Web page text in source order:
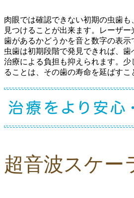
肉眼では確認できない初期の虫歯も
見つけることが出来ます。
レーザー
歯があるかどうかを音と数字の表示
虫歯は初期段階で発見できれば、歯
治療による負担も抑えられます。
ることは、その歯の寿命を延ばすこ
超音波スケー